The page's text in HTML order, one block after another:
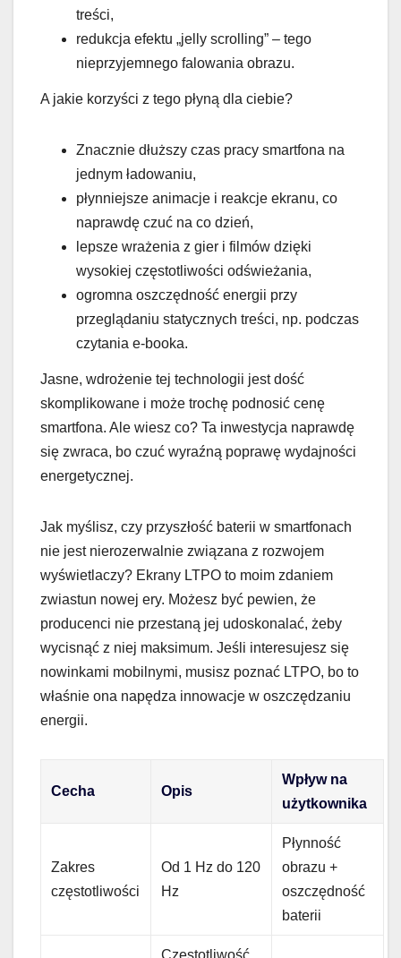
treści,
redukcja efektu „jelly scrolling” – tego
nieprzyjemnego falowania obrazu.
A jakie korzyści z tego płyną dla ciebie?
Znacznie dłuższy czas pracy smartfona na
jednym ładowaniu,
płynniejsze animacje i reakcje ekranu, co
naprawdę czuć na co dzień,
lepsze wrażenia z gier i filmów dzięki
wysokiej częstotliwości odświeżania,
ogromna oszczędność energii przy
przeglądaniu statycznych treści, np. podczas
czytania e-booka.
Jasne, wdrożenie tej technologii jest dość
skomplikowane i może trochę podnosić cenę
smartfona. Ale wiesz co? Ta inwestycja naprawdę
się zwraca, bo czuć wyraźną poprawę wydajności
energetycznej.
Jak myślisz, czy przyszłość baterii w smartfonach
nie jest nierozerwalnie związana z rozwojem
wyświetlaczy? Ekrany LTPO to moim zdaniem
zwiastun nowej ery. Możesz być pewien, że
producenci nie przestaną jej udoskonalać, żeby
wycisnąć z niej maksimum. Jeśli interesujesz się
nowinkami mobilnymi, musisz poznać LTPO, bo to
właśnie ona napędza innowacje w oszczędzaniu
energii.
Cecha Opis
Wpływ na
użytkownika
Zakres
częstotliwości
Od 1 Hz do 120
Hz
Płynność
obrazu +
oszczędność
baterii
Częstotliwość